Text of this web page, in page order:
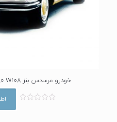
خودرو مرسدس بنز S280 W108 دنده ای سال 1968